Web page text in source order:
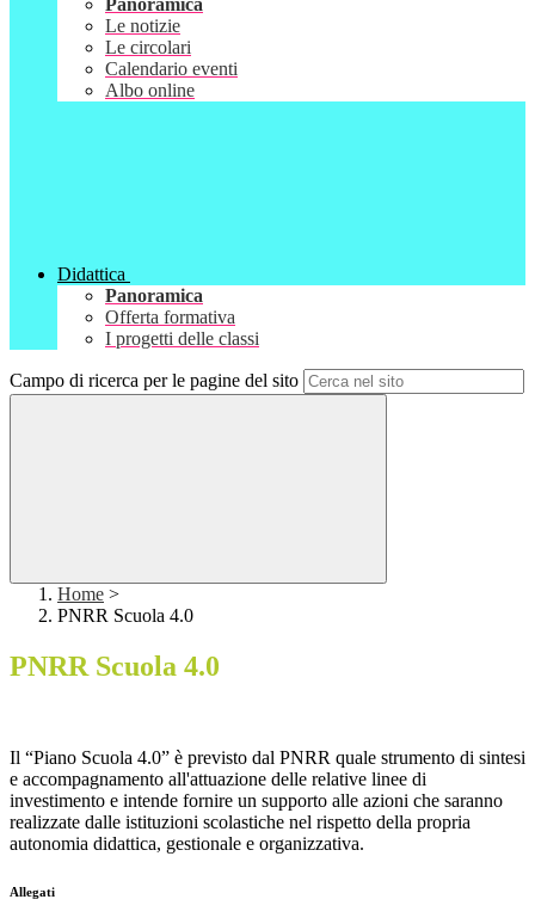
Panoramica
Le notizie
Le circolari
Calendario eventi
Albo online
Didattica
Panoramica
Offerta formativa
I progetti delle classi
Campo di ricerca per le pagine del sito
Home >
PNRR Scuola 4.0
PNRR Scuola 4.0
Il “Piano Scuola 4.0” è previsto dal PNRR quale strumento di sintesi
e accompagnamento all'attuazione delle relative linee di
investimento e intende fornire un supporto alle azioni che saranno
realizzate dalle istituzioni scolastiche nel rispetto della propria
autonomia didattica, gestionale e organizzativa.
Allegati